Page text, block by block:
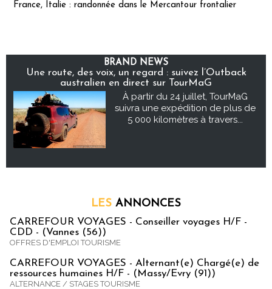
France, Italie : randonnée dans le Mercantour frontalier
BRAND NEWS
Une route, des voix, un regard : suivez l’Outback
australien en direct sur TourMaG
À partir du 24 juillet, TourMaG
suivra une expédition de plus de
5 000 kilomètres à travers...
LES ANNONCES
CARREFOUR VOYAGES - Conseiller voyages H/F -
CDD - (Vannes (56))
OFFRES D'EMPLOI TOURISME
CARREFOUR VOYAGES - Alternant(e) Chargé(e) de
ressources humaines H/F - (Massy/Evry (91))
ALTERNANCE / STAGES TOURISME